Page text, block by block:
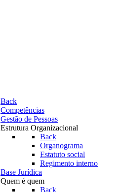
Back
Competências
Gestão de Pessoas
Estrutura Organizacional
Back
Organograma
Estatuto social
Regimento interno
Base Jurídica
Quem é quem
Back